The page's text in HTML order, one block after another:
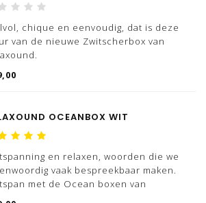
chique en eenvoudig, dat is deze
van de nieuwe Zwitscherbox van
en relaxen, woorden die we
we hebben meerdere varianten
OCEANBOX WIT
en relaxen, woorden die we
vaak bespreekbaar maken.
met de Ocean boxen van